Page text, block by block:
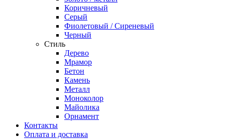
Коричневый
Серый
Фиолетовый / Сиреневый
Черный
Стиль
Дерево
Мрамор
Бетон
Камень
Металл
Моноколор
Майолика
Орнамент
Контакты
Оплата и доставка